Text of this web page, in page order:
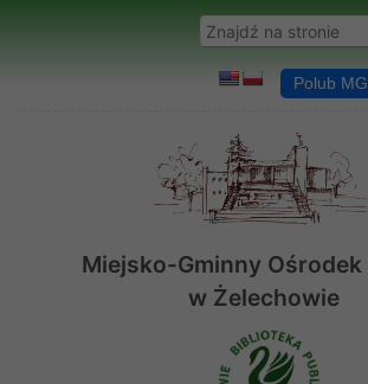
Wyszukaj w serwisie
Polub
Miejsko-Gminny
w Żelechowie